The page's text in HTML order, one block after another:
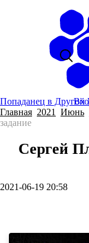
Попаданец в
Главная 2021 Июнь
задание
Сергей
2021-06-19 20:58